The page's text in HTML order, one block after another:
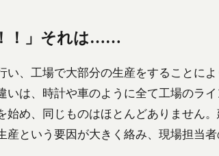
！」それは……
い、工場で大部分の生産をすることに
いは、時計や車のように全て工場のラ
始め、同じものはほとんどありません
産という要因が大きく絡み、現場担当